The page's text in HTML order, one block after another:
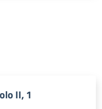
II, 1